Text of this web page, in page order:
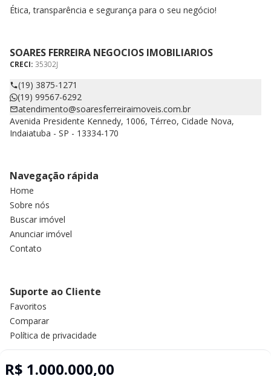
R$ 1.000.000,00
Ética, transparência e segurança para o seu negócio!
SOARES FERREIRA NEGOCIOS IMOBILIARIOS
CRECI: 35302J
(19) 3875-1271
(19) 99567-6292
atendimento@soaresferreiraimoveis.com.br
Avenida Presidente Kennedy, 1006, Térreo, Cidade Nova,
Indaiatuba - SP - 13334-170
Navegação rápida
Home
Sobre nós
Buscar imóvel
Anunciar imóvel
Contato
Suporte ao Cliente
Favoritos
Comparar
Política de privacidade